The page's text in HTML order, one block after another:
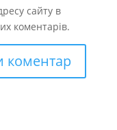
сайту в
коментарів.